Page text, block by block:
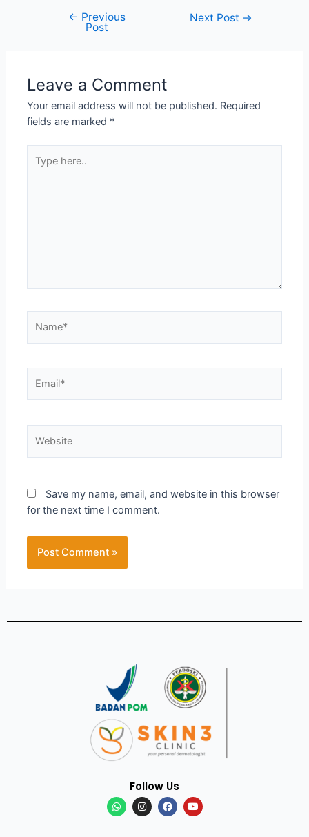
← Previous
Post
Next Post →
Leave a Comment
Your email address will not be published. Required
fields are marked *
Save my name, email, and website in this browser
for the next time I comment.
Follow Us